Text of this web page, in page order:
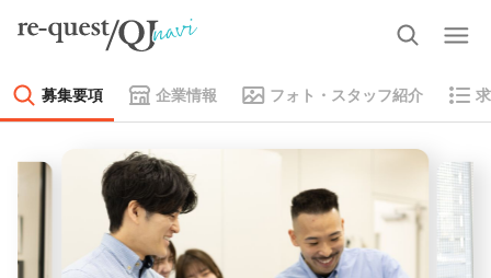
募集要項 企業情報 フォト・スタッフ紹介